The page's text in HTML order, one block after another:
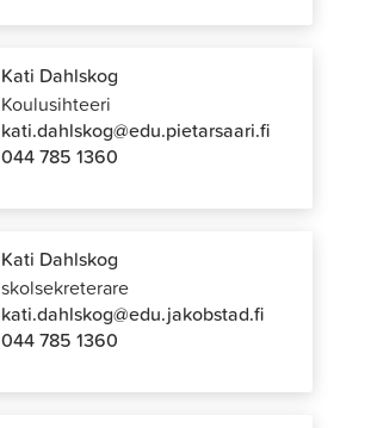
Kati Dahlskog
Koulusihteeri
kati.dahlskog@edu.pietarsaari.fi
044 785 1360
Kati Dahlskog
skolsekreterare
kati.dahlskog@edu.jakobstad.fi
044 785 1360